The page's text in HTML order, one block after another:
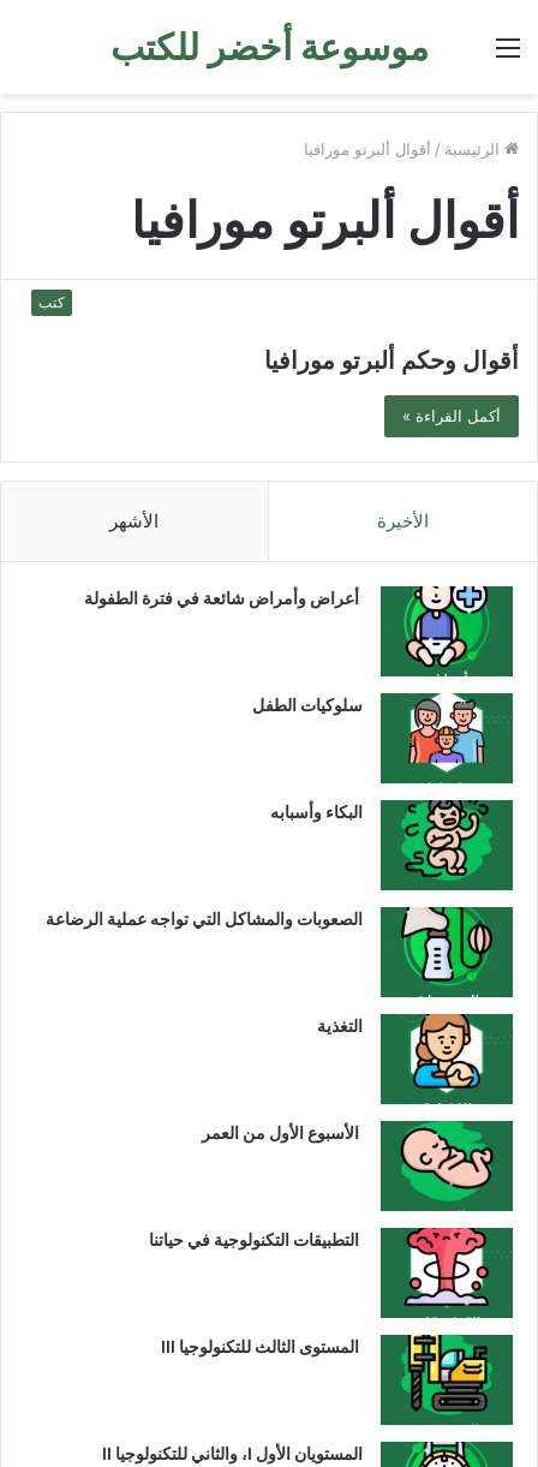
موسوعة أخضر للكتب القائمة
الرئيسية / أقوال ألبرتو مورافيا
أقوال ألبرتو مورافيا
كتب
أقوال وحكم ألبرتو مورافيا
أكمل القراءة »
الأخيرة الأشهر
أعراض وأمراض شائعة في فترة الطفولة
سلوكيات الطفل
البكاء وأسبابه
الصعوبات والمشاكل التي تواجه عملية الرضاعة
التغذية
الأسبوع الأول من العمر
التطبيقات التكنولوجية في حياتنا
المستوى الثالث للتكنولوجيا III
المستويان الأول I، والثاني للتكنولوجيا II